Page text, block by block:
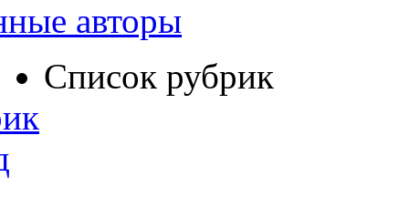
авторы
Список рубрик